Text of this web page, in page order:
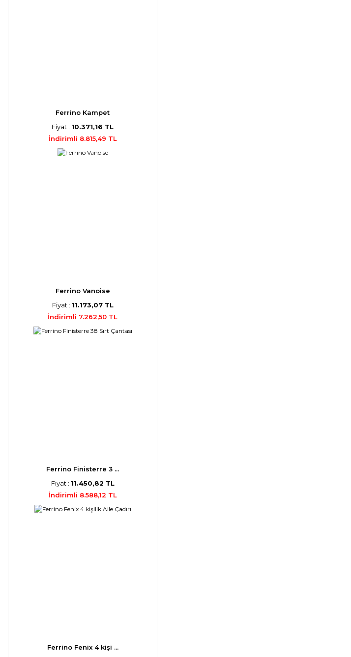
Ferrino Kampet
Fiyat : 10.371,16 TL
İndirimli 8.815,49 TL
Ferrino Vanoise
Fiyat : 11.173,07 TL
İndirimli 7.262,50 TL
Ferrino Finisterre 3 ...
Fiyat : 11.450,82 TL
İndirimli 8.588,12 TL
Ferrino Fenix 4 kişi ...